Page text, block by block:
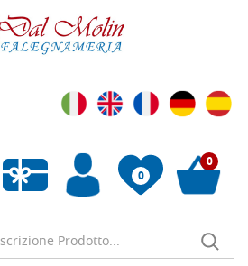
0
Wishlist vuota
0